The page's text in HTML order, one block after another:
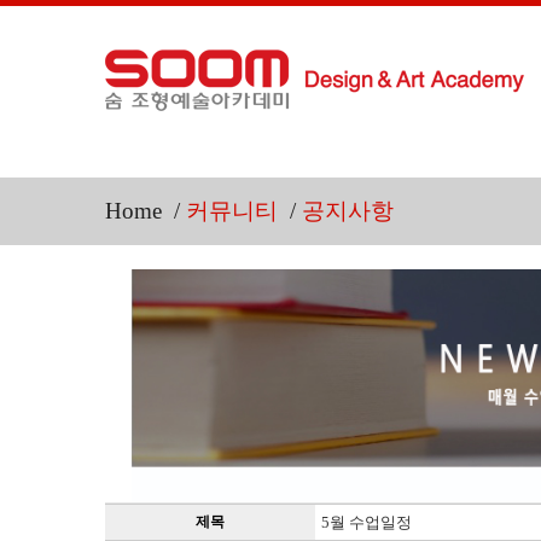
Home / 커뮤니티 / 공지사항
제목 5월 수업일정